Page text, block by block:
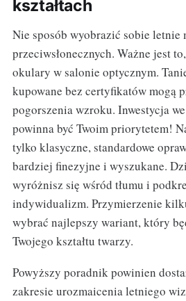
kształtach
Nie sposób wyobrazić sobie letnie
przeciwsłonecznych. Ważne jest
okulary w salonie optycznym.
kupowane bez certyfikatów mogą
pogorszenia wzroku. Inwestycja
powinna być Twoim priorytetem!
tylko klasyczne, standardowe
bardziej finezyjne i wyszukane.
wyróżnisz się wśród tłumu i
indywidualizm. Przymierzenie
wybrać najlepszy wariant, który
Twojego kształtu twarzy.
Powyższy poradnik powinien
zakresie urozmaicenia letniego